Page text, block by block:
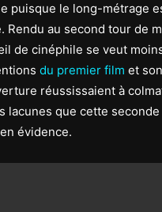
puisque le long-métrage
Rendu au second tour de
de cinéphile se veut
du premier film et
réussissaient à
lacunes que cette
évidence.